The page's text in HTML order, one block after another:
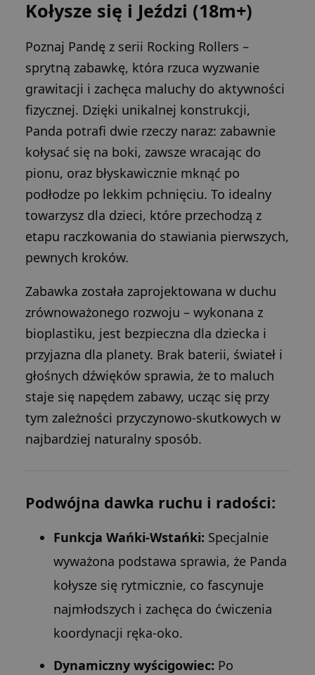
Kołysze się i Jeździ (18m+)
Poznaj Pandę z serii Rocking Rollers –
sprytną zabawkę, która rzuca wyzwanie
grawitacji i zachęca maluchy do aktywności
fizycznej. Dzięki unikalnej konstrukcji,
Panda potrafi dwie rzeczy naraz: zabawnie
kołysać się na boki, zawsze wracając do
pionu, oraz błyskawicznie mknąć po
podłodze po lekkim pchnięciu. To idealny
towarzysz dla dzieci, które przechodzą z
etapu raczkowania do stawiania pierwszych,
pewnych kroków.
Zabawka została zaprojektowana w duchu
zrównoważonego rozwoju – wykonana z
bioplastiku, jest bezpieczna dla dziecka i
przyjazna dla planety. Brak baterii, świateł i
głośnych dźwięków sprawia, że to maluch
staje się napędem zabawy, ucząc się przy
tym zależności przyczynowo-skutkowych w
najbardziej naturalny sposób.
Podwójna dawka ruchu i radości:
Funkcja Wańki-Wstańki: Specjalnie
wyważona podstawa sprawia, że Panda
kołysze się rytmicznie, co fascynuje
najmłodszych i zachęca do ćwiczenia
koordynacji ręka-oko.
Dynamiczny wyścigowiec: Po